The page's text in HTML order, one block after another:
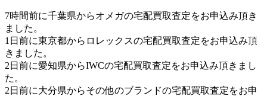
7時間前に千葉県からオメガの宅配買取査定をお申込み頂き
ました。
1日前に東京都からロレックスの宅配買取査定をお申込み頂
きました。
2日前に愛知県からIWCの宅配買取査定をお申込み頂きまし
た。
2日前に大分県からその他のブランドの宅配買取査定をお申